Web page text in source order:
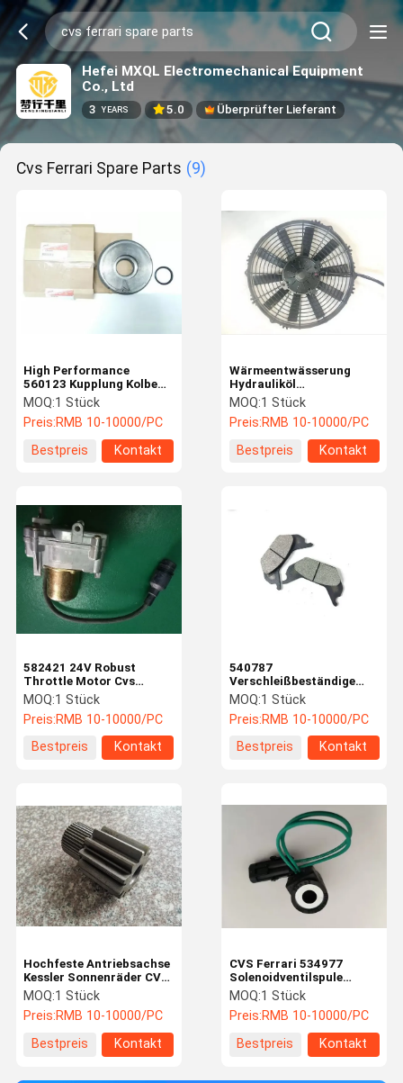
Hefei MXQL Electromechanical Equipment
Co., Ltd
3 YEARS 5.0 Überprüfter Lieferant
Cvs Ferrari Spare Parts (9)
High Performance
560123 Kupplung Kolben
Cvs Ferrari Ersatzteile
MOQ:1 Stück
Preis:RMB 10-10000/PC
Bestpreis
Kontakt
Wärmeentwässerung
Hydrauliköl
Kühlventilator CVS
Ferrari Ersatzteile
Energieeinsparung
MOQ:1 Stück
Preis:RMB 10-10000/PC
Bestpreis
Kontakt
582421 24V Robust
Throttle Motor Cvs
Ferrari Ersatzteile
Korrosionsbeständig
MOQ:1 Stück
Preis:RMB 10-10000/PC
Bestpreis
Kontakt
540787
Verschleißbeständige
Handbremspad CVS
Ferrari Reach Stacker
Teile
MOQ:1 Stück
Preis:RMB 10-10000/PC
Bestpreis
Kontakt
Hochfeste Antriebsachse
Kessler Sonnenräder CVS
Ferrari Reach Stacker
Teile CE
MOQ:1 Stück
Preis:RMB 10-10000/PC
Bestpreis
Kontakt
CVS Ferrari 534977
Solenoidventilspule
Langlebig für die
Übertragung
MOQ:1 Stück
Preis:RMB 10-10000/PC
Bestpreis
Kontakt